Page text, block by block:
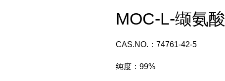
MOC-L-缬氨酸
CAS.NO.：74761-42-5
纯度：99%